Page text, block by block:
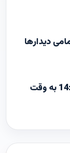
دیدارها
بازی ایران - سوریه امروز از ساعت 14:30 به وقت